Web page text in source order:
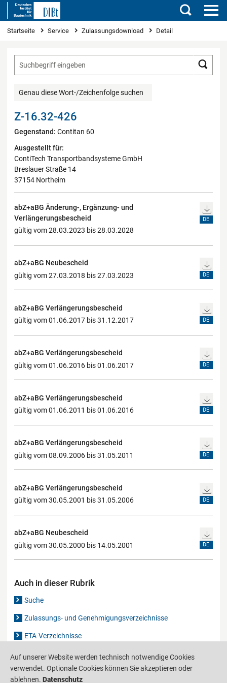
Suchen
Sie sind hier
Startseite Service Zulassungsdownload Detail
Genau diese Wort-/Zeichenfolge suchen
Z-16.32-426
Gegenstand: Contitan 60
Ausgestellt für:
ContiTech Transportbandsysteme GmbH
Breslauer Straße 14
37154 Northeim
abZ+aBG Änderung-, Ergänzung- und
Verlängerungsbescheid
gültig vom 28.03.2023 bis 28.03.2028
DE
abZ+aBG Neubescheid
gültig vom 27.03.2018 bis 27.03.2023
DE
abZ+aBG Verlängerungsbescheid
gültig vom 01.06.2017 bis 31.12.2017
DE
abZ+aBG Verlängerungsbescheid
gültig vom 01.06.2016 bis 01.06.2017
DE
abZ+aBG Verlängerungsbescheid
gültig vom 01.06.2011 bis 01.06.2016
DE
abZ+aBG Verlängerungsbescheid
gültig vom 08.09.2006 bis 31.05.2011
DE
abZ+aBG Verlängerungsbescheid
gültig vom 30.05.2001 bis 31.05.2006
DE
abZ+aBG Neubescheid
gültig vom 30.05.2000 bis 14.05.2001
DE
Auch in dieser Rubrik
Suche
Zulassungs- und Genehmigungsverzeichnisse
ETA-Verzeichnisse
Gutachten-Verzeichnis
Auf unserer Website werden technisch notwendige Cookies
verwendet. Optionale Cookies können Sie akzeptieren oder
ablehnen. Datenschutz